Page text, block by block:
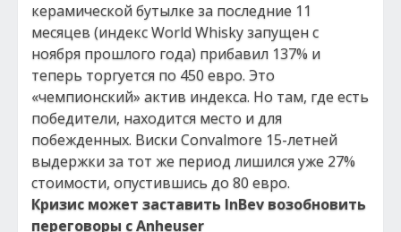
керамической бутылке за последние 11
месяцев (индекс World Whisky запущен с
ноября прошлого года) прибавил 137% и
теперь торгуется по 450 евро. Это
«чемпионский» актив индекса. Но там, где есть
победители, находится место и для
побежденных. Виски Convalmore 15-летней
выдержки за тот же период лишился уже 27%
стоимости, опустившись до 80 евро.
Кризис может заставить InBev возобновить
переговоры с Anheuser